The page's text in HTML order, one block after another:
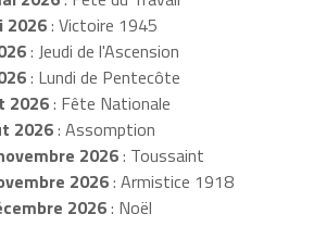
2026: Victoire 1945
: Jeudi de l'Ascension
: Lundi de Pentecôte
2026: Fête Nationale
2026: Assomption
2026: Toussaint
2026: Armistice 1918
2026: Noël